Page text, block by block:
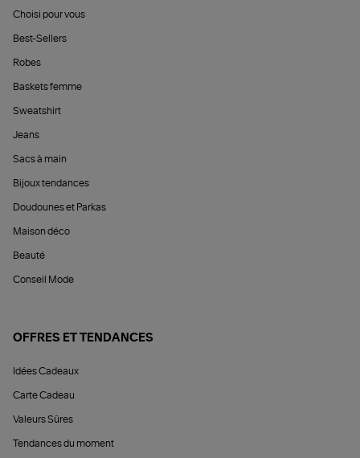
Choisi pour vous
Best-Sellers
Robes
Baskets femme
Sweatshirt
Jeans
Sacs à main
Bijoux tendances
Doudounes et Parkas
Maison déco
Beauté
Conseil Mode
OFFRES ET TENDANCES
Idées Cadeaux
Carte Cadeau
Valeurs Sûres
Tendances du moment